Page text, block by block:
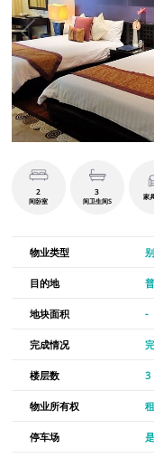
2
间卧室
3
间卫生间S
家
物业类型
目的地
地块面积 -
完成情况
楼层数 3
物业所有权
停车场 是